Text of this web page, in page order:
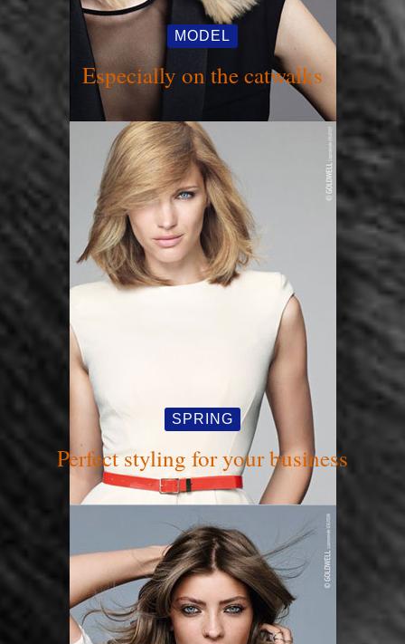
MODEL
Especially on the catwalks
SPRING
Perfect styling for your business